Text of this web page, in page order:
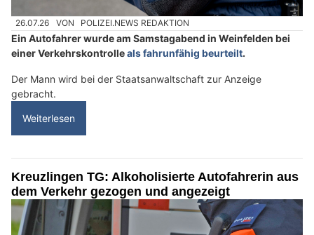
26.07.26 VON POLIZEI.NEWS REDAKTION
Ein Autofahrer wurde am Samstagabend in Weinfelden bei
einer Verkehrskontrolleals fahrunfähig beurteilt.
Der Mann wird bei der Staatsanwaltschaft zur Anzeige
gebracht.
Weiterlesen
Kreuzlingen TG: Alkoholisierte Autofahrerin aus
dem Verkehr gezogen und angezeigt